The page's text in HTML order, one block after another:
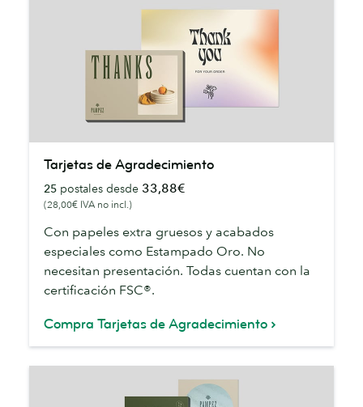
Agradecimiento
Tarjetas de Agradecimiento
25 postales desde 33,88€
(28,00€ IVA no incl.)
Con papeles extra gruesos y acabados
especiales como Estampado Oro. No
necesitan presentación. Todas cuentan con la
certificación FSC®.
Compra Tarjetas de Agradecimiento